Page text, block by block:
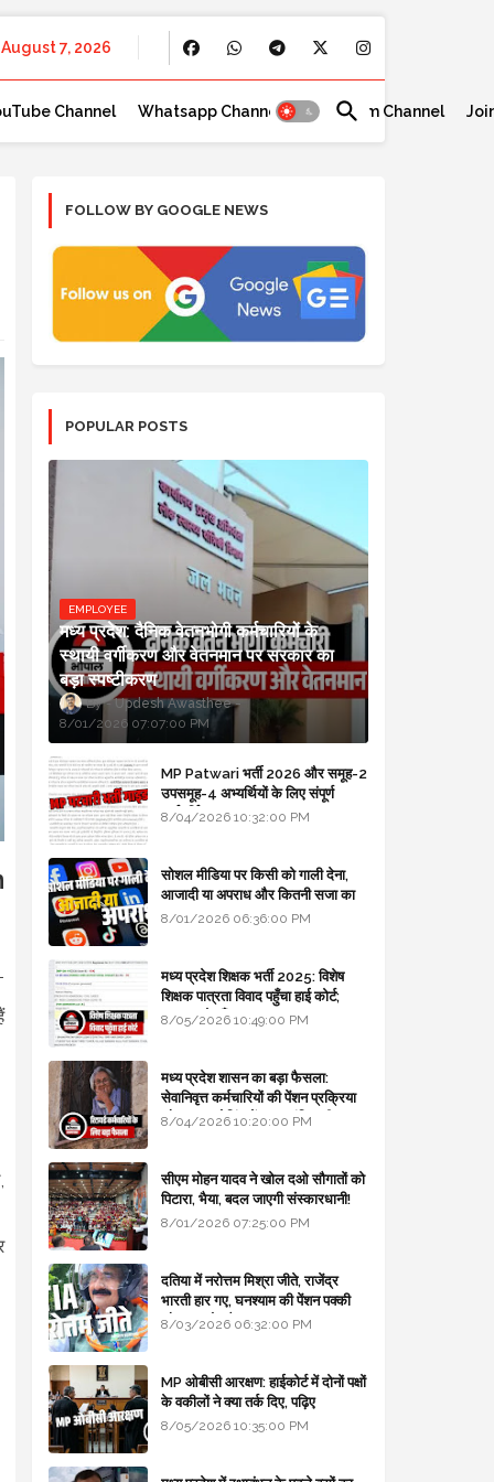
August 7, 2026
Channel Whatsapp Channel Telegram Channel
FOLLOW BY GOOGLE NEWS
POPULAR POSTS
EMPLOYEE
मध्य प्रदेश: दैनिक वेतनभोगी कर्मचारियों के
स्थायी वर्गीकरण और वेतनमान पर सरकार का
बड़ा स्पष्टीकरण
Updesh Awasthee
8/01/2026 07:07:00 PM
MP Patwari भर्ती 2026 और समूह-2
उपसमूह-4 अभ्यर्थियों के लिए संपूर्ण
मार्गदर्शिका
8/04/2026 10:32:00 PM
सोशल मीडिया पर किसी को गाली देना,
आजादी या अपराध और कितनी सजा का
प्रावधान - free legal advice
8/01/2026 06:36:00 PM
मध्य प्रदेश शिक्षक भर्ती 2025: विशेष
शिक्षक पात्रता विवाद पहुँचा हाई कोर्ट;
सरकार से माँगा जवाब
8/05/2026 10:49:00 PM
मध्य प्रदेश शासन का बड़ा फैसला:
सेवानिवृत्त कर्मचारियों की पेंशन प्रक्रिया
और बजट कोडिंग में हुए क्रांतिकारी
8/04/2026 10:20:00 PM
सीएम मोहन यादव ने खोल दओ सौगातों को
पिटारा, भैया, बदल जाएगी संस्कारधानी!
8/01/2026 07:25:00 PM
दतिया में नरोत्तम मिश्रा जीते, राजेंद्र
भारती हार गए, घनश्याम की पेंशन पक्की
और आशुतोष बैक टू...
8/03/2026 06:32:00 PM
MP ओबीसी आरक्षण: हाईकोर्ट में दोनों पक्षों
के वकीलों ने क्या तर्क दिए, पढ़िए
8/05/2026 10:35:00 PM